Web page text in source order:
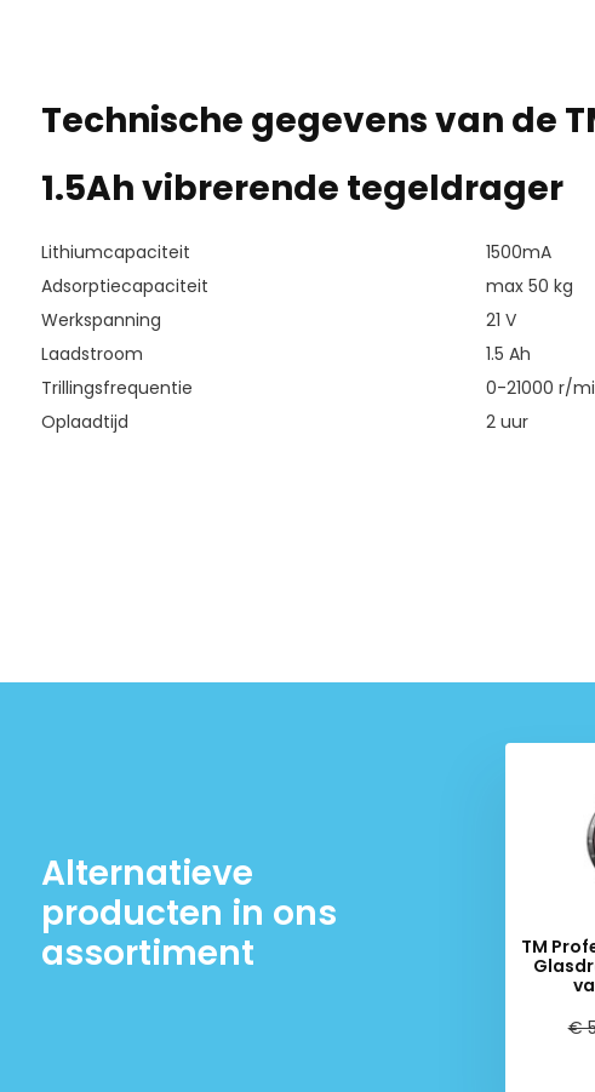
Technische gegevens van de
1.5Ah vibrerende tegeldrager
Lithiumcapaciteit
1500mA
Adsorptiecapaciteit
max 50 kg
Werkspanning
21 V
Laadstroom
1.5 Ah
Trillingsfrequentie
0-21000 r/
Oplaadtijd
2 uur
Alternatieve
producten in ons
assortiment
TM
€